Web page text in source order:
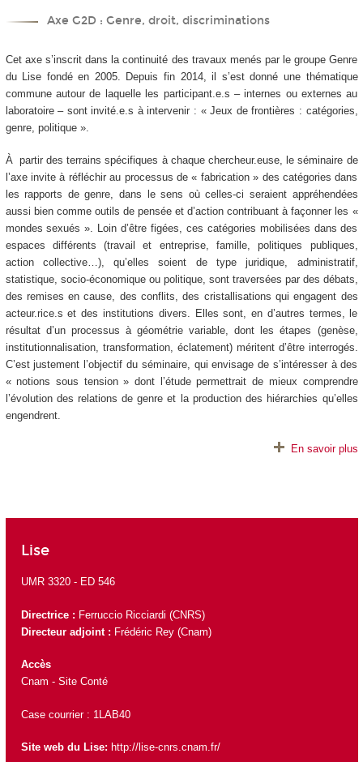
Axe G2D : Genre, droit, discriminations
Cet axe s’inscrit dans la continuité des travaux menés par le groupe Genre
du Lise fondé en 2005. Depuis fin 2014, il s’est donné une thématique
commune autour de laquelle les participant.e.s – internes ou externes au
laboratoire – sont invité.e.s à intervenir : « Jeux de frontières : catégories,
genre, politique ».
À partir des terrains spécifiques à chaque chercheur.euse, le séminaire de
l’axe invite à réfléchir au processus de « fabrication » des catégories dans
les rapports de genre, dans le sens où celles-ci seraient appréhendées
aussi bien comme outils de pensée et d’action contribuant à façonner les «
mondes sexués ». Loin d’être figées, ces catégories mobilisées dans des
espaces différents (travail et entreprise, famille, politiques publiques,
action collective…), qu’elles soient de type juridique, administratif,
statistique, socio-économique ou politique, sont traversées par des débats,
des remises en cause, des conflits, des cristallisations qui engagent des
acteur.rice.s et des institutions divers. Elles sont, en d’autres termes, le
résultat d’un processus à géométrie variable, dont les étapes (genèse,
institutionnalisation, transformation, éclatement) méritent d’être interrogés.
C’est justement l’objectif du séminaire, qui envisage de s’intéresser à des
« notions sous tension » dont l’étude permettrait de mieux comprendre
l’évolution des relations de genre et la production des hiérarchies qu’elles
engendrent.
En savoir plus
Lise
UMR 3320 - ED 546
Directrice : Ferruccio Ricciardi (CNRS)
Directeur adjoint : Frédéric Rey(Cnam)
Accès
Cnam - Site Conté
Case courrier : 1LAB40
Site web du Lise: http://lise-cnrs.cnam.fr/